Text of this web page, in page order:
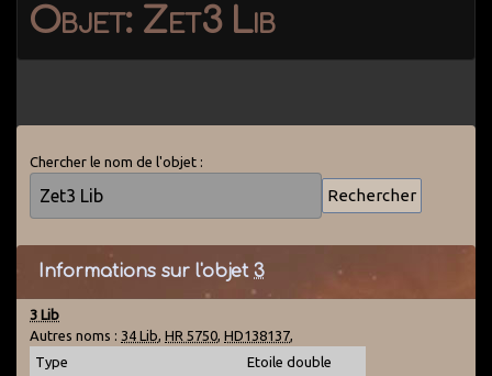
Objet: Zet3 Lib
Chercher le nom de l'objet :
Informations sur l'objet 3
3 Lib
Autres noms : 34 Lib, HR 5750, HD138137,
Type
Etoile double